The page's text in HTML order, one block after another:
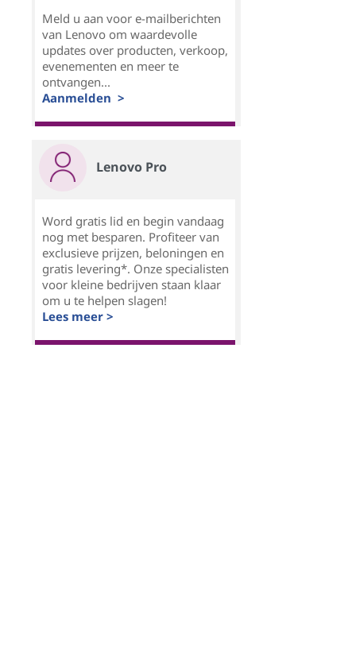
Meld u aan voor e-mailberichten
van Lenovo om waardevolle
updates over producten, verkoop,
evenementen en meer te
ontvangen...
Aanmelden >
Lenovo Pro
Word gratis lid en begin vandaag
nog met besparen. Profiteer van
exclusieve prijzen, beloningen en
gratis levering*. Onze specialisten
voor kleine bedrijven staan klaar
om u te helpen slagen!
Lees meer >